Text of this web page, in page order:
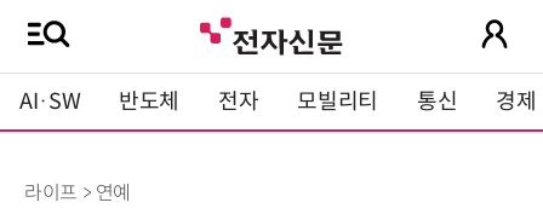
AI·SW 반도체 전자 모빌리티 통신 경제
라이프 > 연예